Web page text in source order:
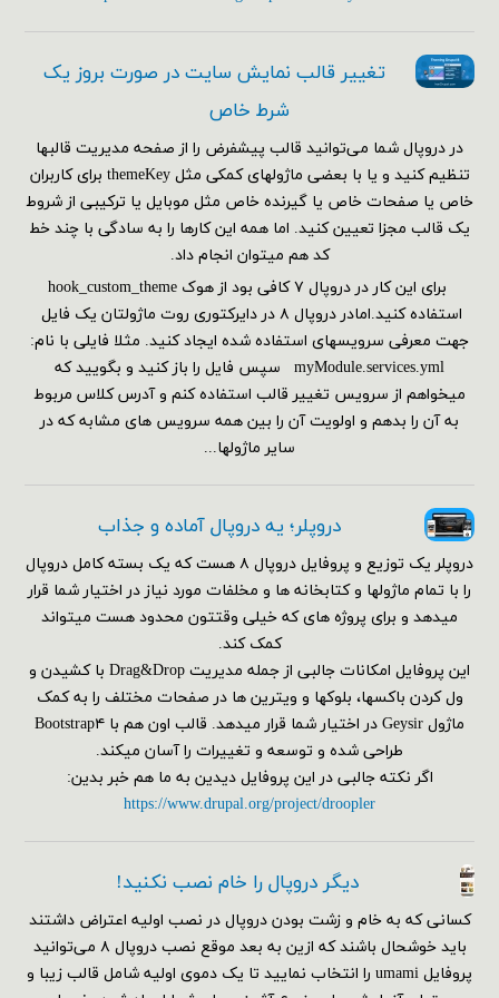
تغییر قالب نمایش سایت در صورت بروز یک
شرط خاص
در دروپال شما می‌توانید قالب پیشفرض را از صفحه مدیریت قالبها
تنظیم کنید و یا با بعضی ماژولهای کمکی مثل themeKey برای کاربران
خاص یا صفحات خاص یا گیرنده خاص مثل موبایل یا ترکیبی از شروط
یک قالب مجزا تعیین کنید. اما همه این کارها را به سادگی با چند خط
کد هم می‎توان انجام داد.
برای این کار در دروپال ۷ کافی بود از هوک hook_custom_theme
استفاده کنید.امادر دروپال ۸ در دایرکتوری روت ماژولتان یک فایل
جهت معرفی سرویسهای استفاده شده ایجاد کنید. مثلا فایلی با نام:
myModule.services.yml سپس فایل را باز کنید و بگویید که
میخواهم از سرویس تغییر قالب استفاده کنم و آدرس کلاس مربوط
به آن را بدهم و اولویت آن را بین همه سرویس های مشابه که در
سایر ماژولها...
دروپلر؛ یه دروپال آماده و جذاب
دروپلر یک توزیع و پروفایل دروپال ۸ هست که یک بسته کامل دروپال
را با تمام ماژولها و کتابخانه ها و مخلفات مورد نیاز در اختیار شما قرار
میدهد و برای پروژه های که خیلی وقتتون محدود هست میتواند
کمک کند.
این پروفایل امکانات جالبی از جمله مدیریت Drag&Drop با کشیدن و
ول کردن باکسها، بلوکها و ویترین ها در صفحات مختلف را به کمک
ماژول Geysir در اختیار شما قرار میدهد. قالب اون هم با Bootstrap۴
طراحی شده و توسعه و تغییرات را آسان میکند.
اگر نکته جالبی در این پروفایل دیدین به ما هم خبر بدین:
https://www.drupal.org/project/droopler
دیگر دروپال را خام نصب نکنید!
کسانی که به خام و زشت بودن دروپال در نصب اولیه اعتراض داشتند
باید خوشحال باشند که ازین به بعد موقع نصب دروپال ۸ می‌توانید
پروفایل umami را انتخاب نمایید تا یک دموی اولیه شامل قالب زیبا و